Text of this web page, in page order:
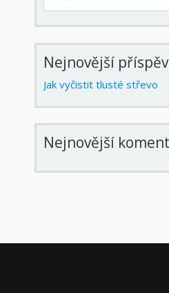
Nejnovější
Jak vyčistit tlusté střevo
Nejnovější